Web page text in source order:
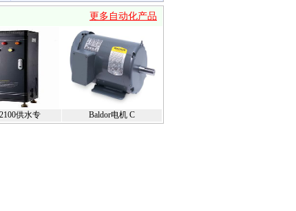
更多自动化产品
供水专 Baldor电机 C